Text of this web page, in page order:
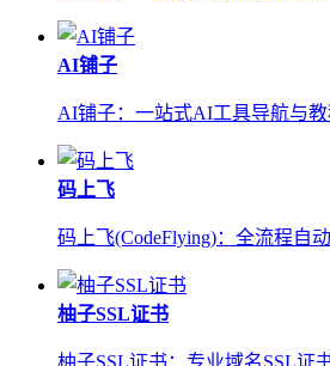
AI铺子
AI铺子：一站式AI工具导航与
码上飞
码上飞(CodeFlying)：全流程自
柚子SSL证书
柚子SSL证书：专业域名SSL证